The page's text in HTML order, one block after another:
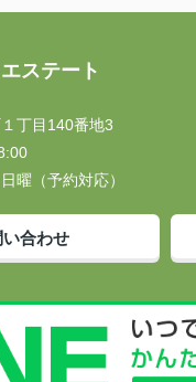
ステート
丁目140番地3
曜（予約対応）
い合わせ